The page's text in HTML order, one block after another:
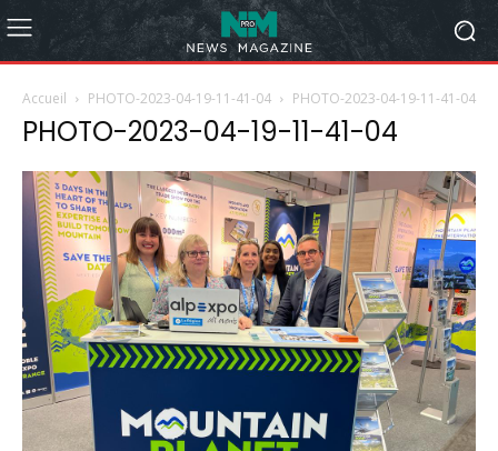
Accueil PHOTO-2023-04-19-11-41-04 PHOTO-2023-04-19-11-41-04
PHOTO-2023-04-19-11-41-04